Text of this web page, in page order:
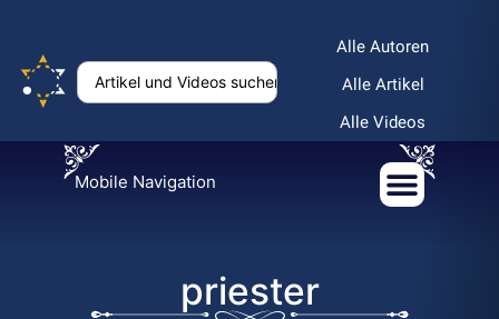
Alle Autoren
Alle Artikel
Alle Videos
Mobile Navigation
priester